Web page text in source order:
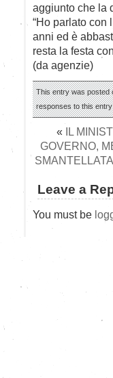
aggiunto che la
“Ho parlato con
anni ed è
resta la festa
(da agenzie)
This entry was posted
responses to this
« IL
GOVERNO,
Leave a
You must be